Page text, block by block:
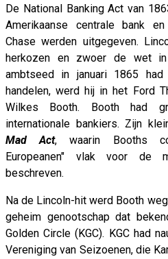
De National Banking Act van
Amerikaanse centrale bank
Chase werden uitgegeven.
herkozen en zwoer de wet
ambtseed in januari 1865
handelen, werd hij in het Ford
Wilkes Booth. Booth had
internationale bankiers. Zijn
Mad Act, waarin Booths
Europeanen" vlak voor de
beschreven.
Na de Lincoln-hit werd Booth
geheim genootschap dat
Golden Circle (KGC). KGC had
Vereniging van Seizoenen, die